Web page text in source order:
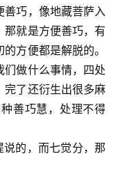
善巧，像地藏菩萨入
那就是方便善巧，有
方便都是解脱的。
们做什么事情，四处
完了还衍生出很多麻
善巧慧，处理不得
说的，而七觉分，那